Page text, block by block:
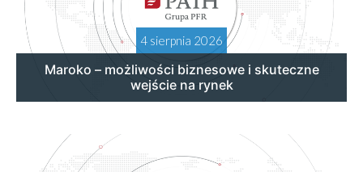
4 sierpnia 2026
Maroko – możliwości biznesowe i skuteczne
wejście na rynek